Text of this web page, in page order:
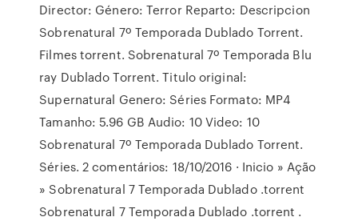
Director: Género: Terror Reparto: Descripcion
Sobrenatural 7º Temporada Dublado Torrent.
Filmes torrent. Sobrenatural 7º Temporada Blu
ray Dublado Torrent. Titulo original:
Supernatural Genero: Séries Formato: MP4
Tamanho: 5.96 GB Audio: 10 Video: 10
Sobrenatural 7º Temporada Dublado Torrent.
Séries. 2 comentários: 18/10/2016 · Inicio » Ação
» Sobrenatural 7 Temporada Dublado .torrent
Sobrenatural 7 Temporada Dublado .torrent .